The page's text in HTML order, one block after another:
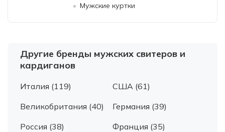
Мужские куртки
Другие бренды мужских свитеров и
кардиганов
Италия (119)
США (61)
Великобритания (40)
Германия (39)
Россия (38)
Франция (35)